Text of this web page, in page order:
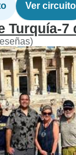
Ver circuito
Turquía-7